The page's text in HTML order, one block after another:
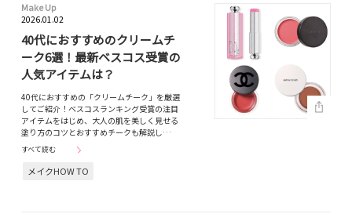
Make Up
2026.01.02
40代におすすめのクリームチ
ーク6選！最新ベスコス受賞の
人気アイテムは？
40代におすすめの「クリームチーク」を厳選
してご紹介！ベスコスランキング受賞の注目
アイテムをはじめ、大人の肌を美しく見せる
塗り方のコツとおすすめチークも解説し…
すべて読む
メイクHOW TO